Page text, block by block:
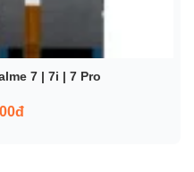
7 | 7i | 7 Pro